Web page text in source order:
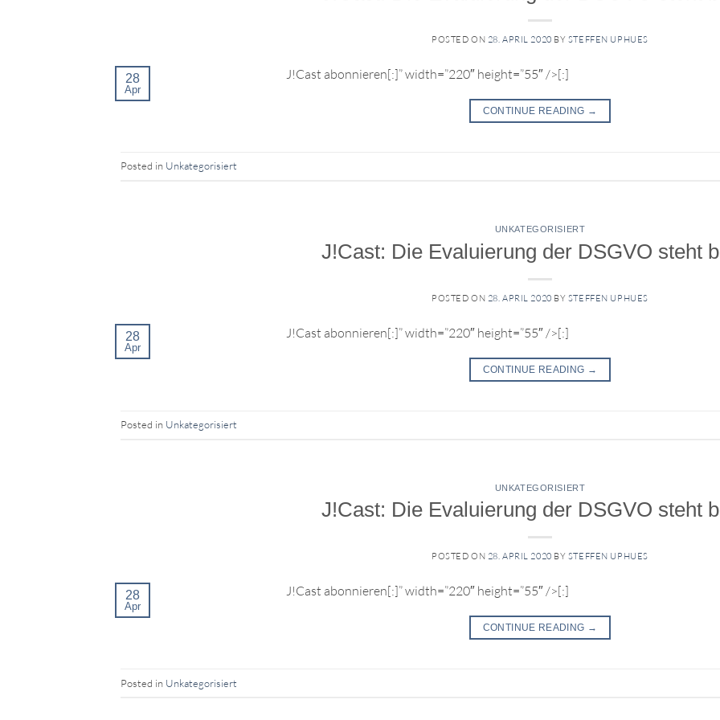
POSTED ON 28. APRIL 2020 BY STEFFEN UPHUES
28
Apr
J!Cast abonnieren[:]” width=”220″ height=”55″ />[:]
CONTINUE READING →
Posted in Unkategorisiert
UNKATEGORISIERT
J!Cast: Die Evaluierung der DSGVO steht
POSTED ON 28. APRIL 2020 BY STEFFEN UPHUES
28
Apr
J!Cast abonnieren[:]” width=”220″ height=”55″ />[:]
CONTINUE READING →
Posted in Unkategorisiert
UNKATEGORISIERT
J!Cast: Die Evaluierung der DSGVO steht
POSTED ON 28. APRIL 2020 BY STEFFEN UPHUES
28
Apr
J!Cast abonnieren[:]” width=”220″ height=”55″ />[:]
CONTINUE READING →
Posted in Unkategorisiert